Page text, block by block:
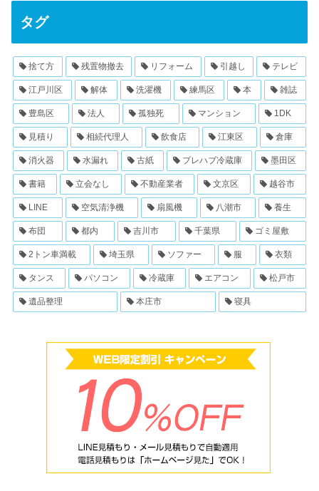
タグ
捨て方 残置物撤去 リフォーム 引越し テレビ
江戸川区 解体 洗濯機 練馬区 本 雑誌
豊島区 法人 孤独死 マンション 1DK
見積り 相続代理人 飲食店 江東区 倉庫
消火器 水漏れ 古紙 プレハブ冷蔵庫 墨田区
書籍 立会なし 不動産業者 文京区 越谷市
LINE 空気清浄機 扇風機 八潮市 養生
布団 都内 吉川市 千葉県 ゴミ屋敷
2トン車満載 埼玉県 ソファー 服 衣類
タンス パソコン 冷蔵庫 エアコン 松戸市
遺品整理 本庄市 寝具